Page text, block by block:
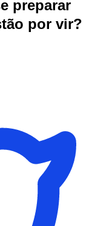
preparar
por vir?